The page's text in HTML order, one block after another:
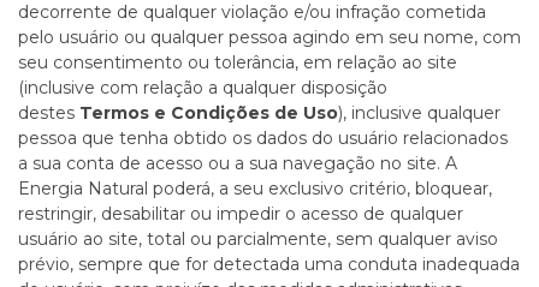
decorrente de qualquer violação e/ou infração cometida
pelo usuário ou qualquer pessoa agindo em seu nome, com
seu consentimento ou tolerância, em relação ao site
(inclusive com relação a qualquer disposição
destes Termos e Condições de Uso), inclusive qualquer
pessoa que tenha obtido os dados do usuário relacionados
a sua conta de acesso ou a sua navegação no site. A
Energia Natural poderá, a seu exclusivo critério, bloquear,
restringir, desabilitar ou impedir o acesso de qualquer
usuário ao site, total ou parcialmente, sem qualquer aviso
prévio, sempre que for detectada uma conduta inadequada